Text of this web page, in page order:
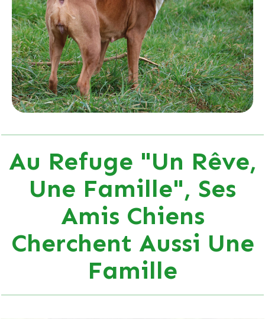
Au Refuge "Un Rêve,
Une Famille", Ses
Amis Chiens
Cherchent Aussi Une
Famille